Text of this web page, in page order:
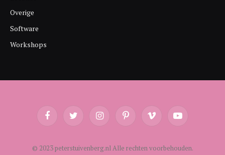
Overige
Software
Workshops
FacebookTwitter InstagramPinterestVimeo YouTube
© 2023 peterstuivenberg.nl Alle rechten voorbehouden.